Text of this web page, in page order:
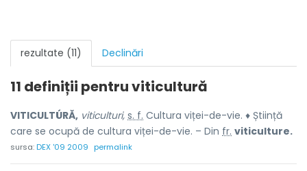
rezultate (11) Declinări
11 definiții pentruviticultură
VITICULTÚRĂ, viticulturi, s. f. Cultura viței-de-vie. ♦ Știință
care se ocupă de cultura viței-de-vie. – Din fr. viticulture.
sursa:DEX '09 2009 permalink